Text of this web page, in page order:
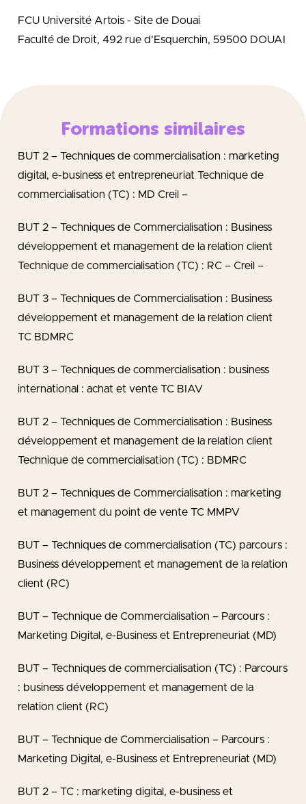
FCU Université Artois - Site de Douai
Faculté de Droit, 492 rue d'Esquerchin, 59500 DOUAI
Formations similaires
BUT 2 – Techniques de commercialisation : marketing
digital, e-business et entrepreneuriat Technique de
commercialisation (TC) : MD Creil –
BUT 2 – Techniques de Commercialisation : Business
développement et management de la relation client
Technique de commercialisation (TC) : RC – Creil –
BUT 3 – Techniques de Commercialisation : Business
développement et management de la relation client
TC BDMRC
BUT 3 – Techniques de commercialisation : business
international : achat et vente TC BIAV
BUT 2 – Techniques de Commercialisation : Business
développement et management de la relation client
Technique de commercialisation (TC) : BDMRC
BUT 2 – Techniques de Commercialisation : marketing
et management du point de vente TC MMPV
BUT – Techniques de commercialisation (TC) parcours :
Business développement et management de la relation
client (RC)
BUT – Technique de Commercialisation – Parcours :
Marketing Digital, e-Business et Entrepreneuriat (MD)
BUT – Techniques de commercialisation (TC) : Parcours
: business développement et management de la
relation client (RC)
BUT – Technique de Commercialisation – Parcours :
Marketing Digital, e-Business et Entrepreneuriat (MD)
BUT 2 – TC : marketing digital, e-business et